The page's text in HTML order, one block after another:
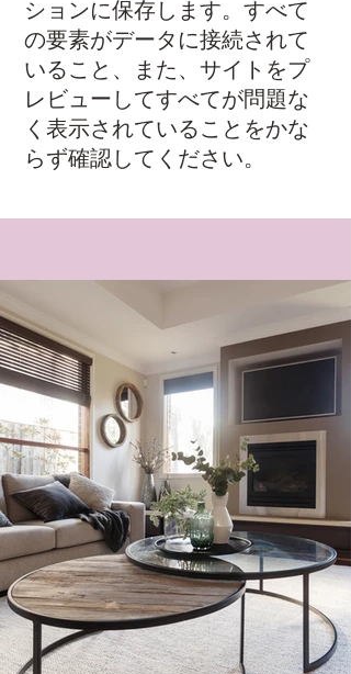
ションに保存します。すべて
の要素がデータに接続されて
いること、また、サイトをプ
レビューしてすべてが問題な
く表示されていることをかな
らず確認してください。